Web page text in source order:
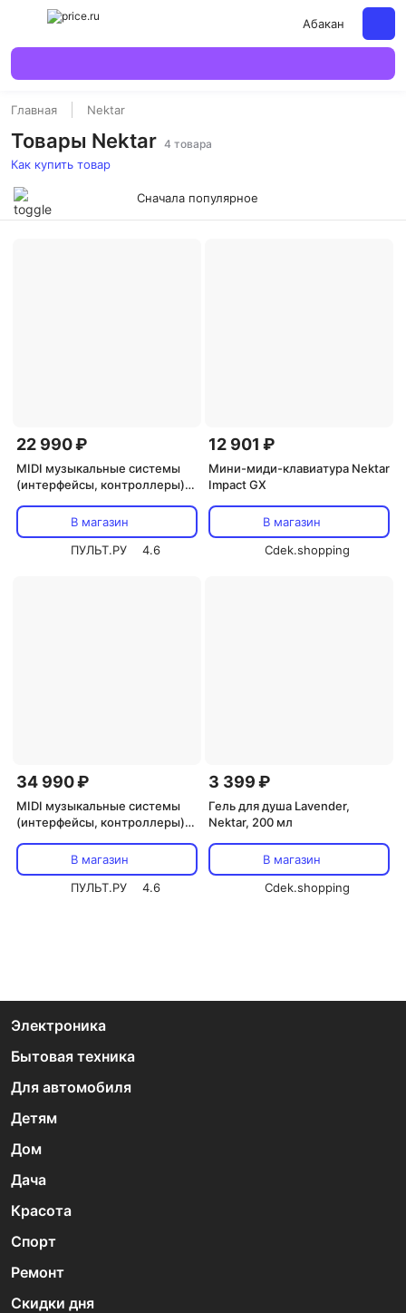
Абакан
Главная Nektar
Товары Nektar 4 товара
Как купить товар
Сначала популярное
22 990 ₽
MIDI музыкальные системы
(интерфейсы, контроллеры)
В магазин
ПУЛЬТ.РУ
4.6
12 901 ₽
Мини-миди-клавиатура Nektar
Impact GX
В магазин
Cdek.shopping
34 990 ₽
MIDI музыкальные системы
(интерфейсы, контроллеры)
В магазин
ПУЛЬТ.РУ
4.6
3 399 ₽
Гель для душа Lavender,
Nektar, 200 мл
В магазин
Cdek.shopping
Электроника
Бытовая техника
Для автомобиля
Детям
Дом
Дача
Красота
Спорт
Ремонт
Скидки дня